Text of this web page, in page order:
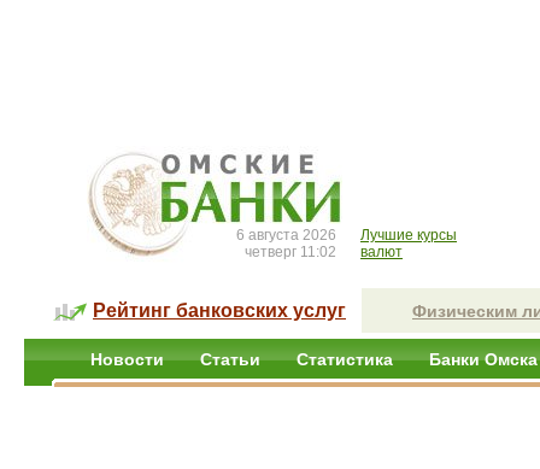
6 августа 2026
четверг 11:02
Лучшие курсы
валют
Рейтинг банковских услуг Физическим
Новости Статьи Статистика Банки Омска